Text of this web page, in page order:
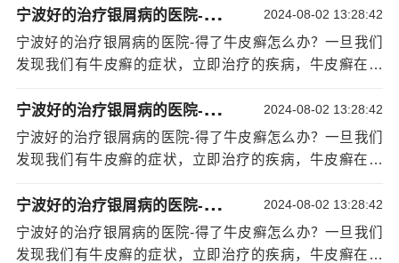
无法达到提高治疗牛皮癣病情的治疗作用效果。
宁波好的治疗银屑病的医院 -得了牛皮癣怎么办？
使用系统疗法：系统疗法适用于任何类型的全身性银屑病
原则是选择副作用小、复发周期长的药物。患者在用药期
间应定期观察肝肾功能和血常规变化。一旦出现任何异
常，应立即停止用药。
宁
波好的治疗银屑病的医院-得了牛皮癣怎么办？ 2024-08-02 13:28:42
宁波好的治疗银屑病的医院-得了牛皮癣怎么办？一旦我们
发现我们有牛皮癣的症状，立即治疗的疾病，牛皮癣在早
深，也就是说，使用偏炎平治疗后，可以保证不复发。[详
情]
宁
波好的治疗银屑病的医院-得了牛皮癣怎么办？ 2024-08-02 13:28:42
宁波好的治疗银屑病的医院-得了牛皮癣怎么办？一旦我们
发现我们有牛皮癣的症状，立即治疗的疾病，牛皮癣在早
深，也就是说，使用偏炎平治疗后，可以保证不复发。[详
情]
宁
波好的治疗银屑病的医院-得了牛皮癣怎么办？ 2024-08-02 13:28:42
宁波好的治疗银屑病的医院-得了牛皮癣怎么办？一旦我们
发现我们有牛皮癣的症状，立即治疗的疾病，牛皮癣在早